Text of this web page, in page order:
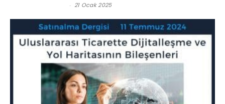
- 21 Ocak 2025